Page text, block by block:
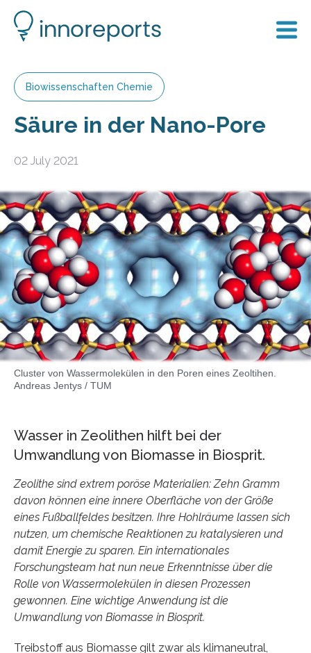
Biowissenschaften Chemie
Säure in der Nano-Pore
02 July 2021
Cluster von Wassermolekülen in den Poren eines Zeoltihen.
Andreas Jentys / TUM
Wasser in Zeolithen hilft bei der
Umwandlung von Biomasse in Biosprit.
Zeolithe sind extrem poröse Materialien: Zehn Gramm
davon können eine innere Oberfläche von der Größe
eines Fußballfeldes besitzen. Ihre Hohlräume lassen sich
nutzen, um chemische Reaktionen zu katalysieren und
damit Energie zu sparen. Ein internationales
Forschungsteam hat nun neue Erkenntnisse über die
Rolle von Wassermolekülen in diesen Prozessen
gewonnen. Eine wichtige Anwendung ist die
Umwandlung von Biomasse in Biosprit.
Treibstoff aus Biomasse gilt zwar als klimaneutral,